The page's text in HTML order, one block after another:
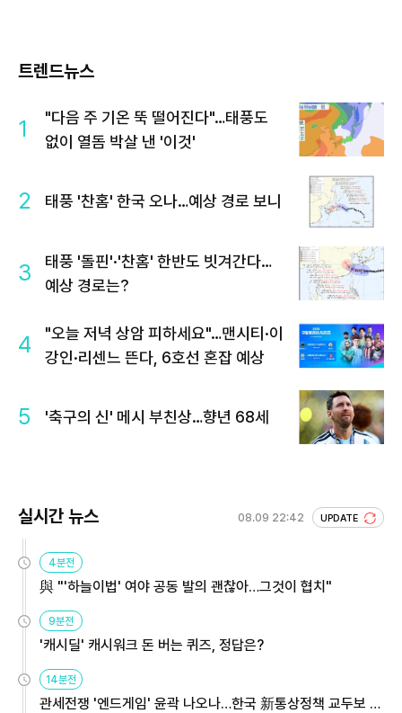
트렌드뉴스
1
"다음 주 기온 뚝 떨어진다"…태풍도
없이 열돔 박살 낸 '이것'
2 태풍 '찬홈' 한국 오나…예상 경로 보니
3
태풍 '돌핀'·'찬홈' 한반도 빗겨간다…
예상 경로는?
4
"오늘 저녁 상암 피하세요"…맨시티·이
강인·리센느 뜬다, 6호선 혼잡 예상
5 '축구의 신' 메시 부친상…향년 68세
실시간 뉴스 08.09 22:42 UPDATE
4분전
與 "'하늘이법' 여야 공동 발의 괜찮아…그것이 협치"
9분전
'캐시딜' 캐시워크 돈 버는 퀴즈, 정답은?
14분전
관세전쟁 '엔드게임' 윤곽 나오나…한국 新통상정책 교두보 활